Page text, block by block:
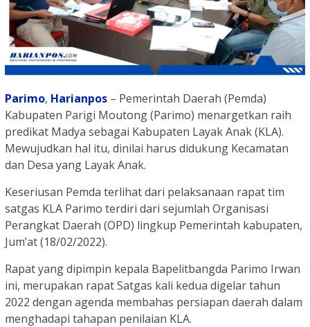
Parimo, Harianpos – Pemerintah Daerah (Pemda)
Kabupaten Parigi Moutong (Parimo) menargetkan raih
predikat Madya sebagai Kabupaten Layak Anak (KLA).
Mewujudkan hal itu, dinilai harus didukung Kecamatan
dan Desa yang Layak Anak.
Keseriusan Pemda terlihat dari pelaksanaan rapat tim
satgas KLA Parimo terdiri dari sejumlah Organisasi
Perangkat Daerah (OPD) lingkup Pemerintah kabupaten,
Jum’at (18/02/2022).
Rapat yang dipimpin kepala Bapelitbangda Parimo Irwan
ini, merupakan rapat Satgas kali kedua digelar tahun
2022 dengan agenda membahas persiapan daerah dalam
menghadapi tahapan penilaian KLA.